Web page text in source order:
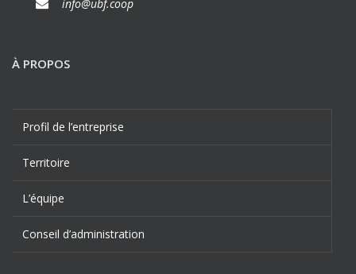
info@ubf.coop
À PROPOS
Profil de l’entreprise
Territoire
L’équipe
Conseil d’administration